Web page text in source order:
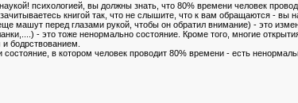
психологией, вы должны знать, что 80% времени человек
книгой так, что не слышите, что к вам обращаются - вы
машут перед глазами рукой, чтобы он обратил внимание) - это
- это тоже ненормально состояние. Кроме того, многие
бодрствованием.
в котором человек проводит 80% времени - есть